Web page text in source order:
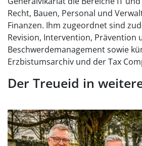
Recht, Bauen, Personal und
Finanzen. Ihm zugeordnet sind
Revision, Intervention, Prävention
Beschwerdemanagement sowie
Erzbistumsarchiv und der Tax
Der Treueid in